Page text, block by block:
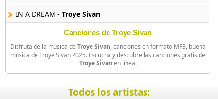
Bikeride
61 músicas online
Billie Eilish
IN A DREAM - Troye Sivan
There For You Ft Martin Garrix -Troye Sivan
Angel Baby -Troye Sivan
Troye Sivan
Troye Sivan
Canciones de Troye Sivan
Disfruta de la música de Troye Sivan, canciones en formato MP3, buena
música de Troye Sivan 2025. Escucha y descubre las canciones gratis de
Troye Sivan en línea.
Todos los artistas: